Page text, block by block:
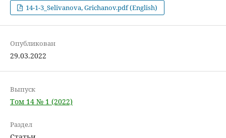
14-1-3_Selivanova, Grichanov.pdf (English)
Опубликован
29.03.2022
Выпуск
Том 14 № 1 (2022)
Раздел